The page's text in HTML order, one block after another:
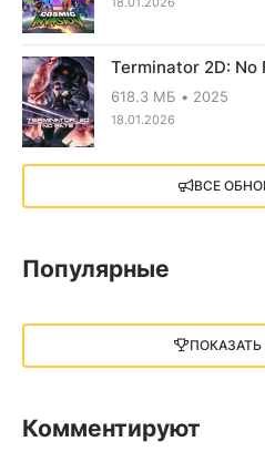
Terminator 2D: No
618.3 МБ 2025
18.01.2026
X4: Foundations
13.73 GB 2018
13 ГБ 2025
illWill
ВСЕ
Популярные
Комментируют